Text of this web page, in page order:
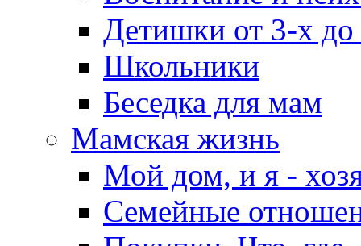
Детишки от 3-х
Школьники
Беседка для мам
Мамская жизнь
Мой дом, и я -
Семейные